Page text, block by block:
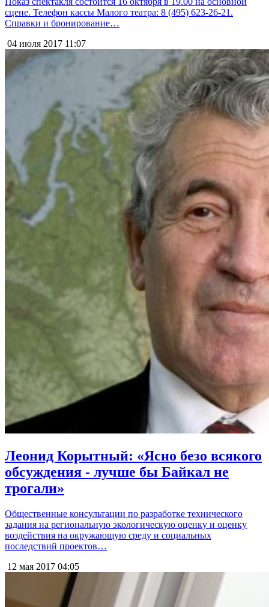
сцене. Телефон кассы Малого театра: 8 (495) 623-26-21.
Справки и бронирование…
04 июля 2017 11:07
Леонид Корытный: «Ясно безо всякого
обсуждения - лучше бы Байкал не
трогали»
Общественные консультации по разработке технического
задания на региональную экологическую оценку и оценку
воздействия на окружающую среду и социальных
последствий проектов…
12 мая 2017 04:05